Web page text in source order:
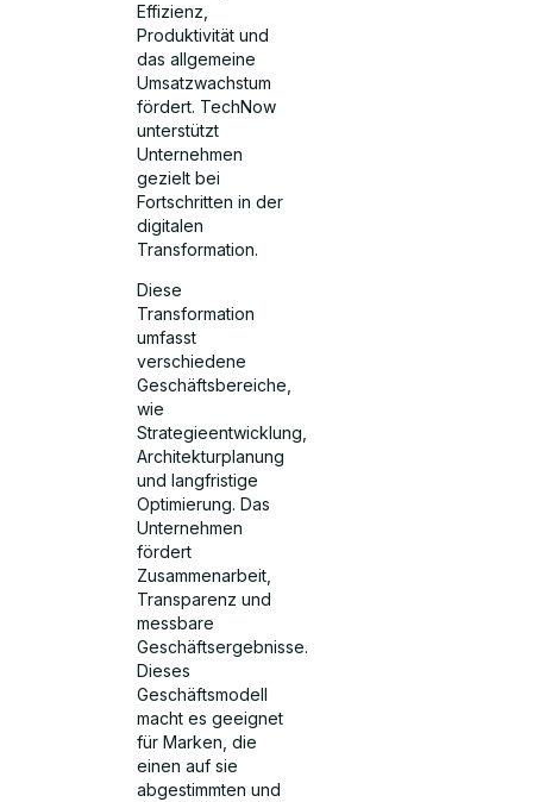
Effizienz,
Produktivität und
das allgemeine
Umsatzwachstum
fördert. TechNow
unterstützt
Unternehmen
gezielt bei
Fortschritten in der
digitalen
Transformation.
Diese
Transformation
umfasst
verschiedene
Geschäftsbereiche,
wie
Strategieentwicklung,
Architekturplanung
und langfristige
Optimierung. Das
Unternehmen
fördert
Zusammenarbeit,
Transparenz und
messbare
Geschäftsergebnisse.
Dieses
Geschäftsmodell
macht es geeignet
für Marken, die
einen auf sie
abgestimmten und